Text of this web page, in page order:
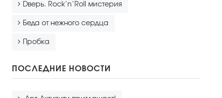
Dверь. Rock’n’Roll мистерия
Беда от нежного сердца
Пробка
ПОСЛЕДНИЕ НОВОСТИ